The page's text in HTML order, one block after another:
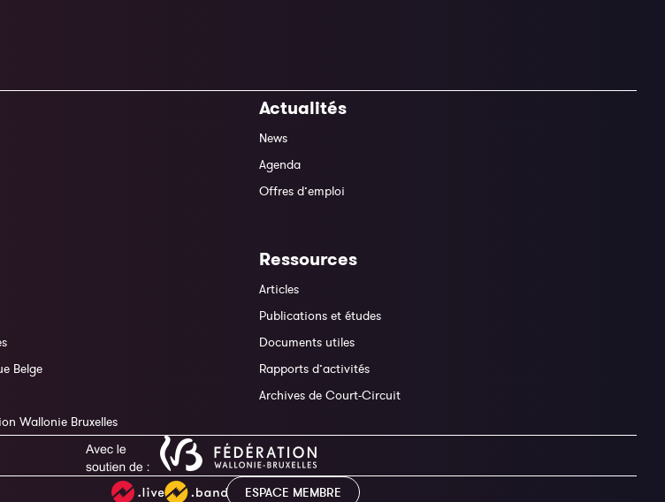
Actualités
News
Agenda
Offres d’emploi
Belge
Wallonie Bruxelles
Ressources
Articles
Publications et études
Documents utiles
Rapports d’activités
Archives de Court-Circuit
ESPACE MEMBRE